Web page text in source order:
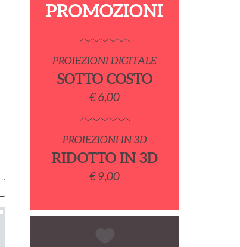
PROMOZIONI
PROIEZIONI DIGITALE
SOTTO COSTO
€ 6,00
PROIEZIONI IN 3D
RIDOTTO IN 3D
€ 9,00